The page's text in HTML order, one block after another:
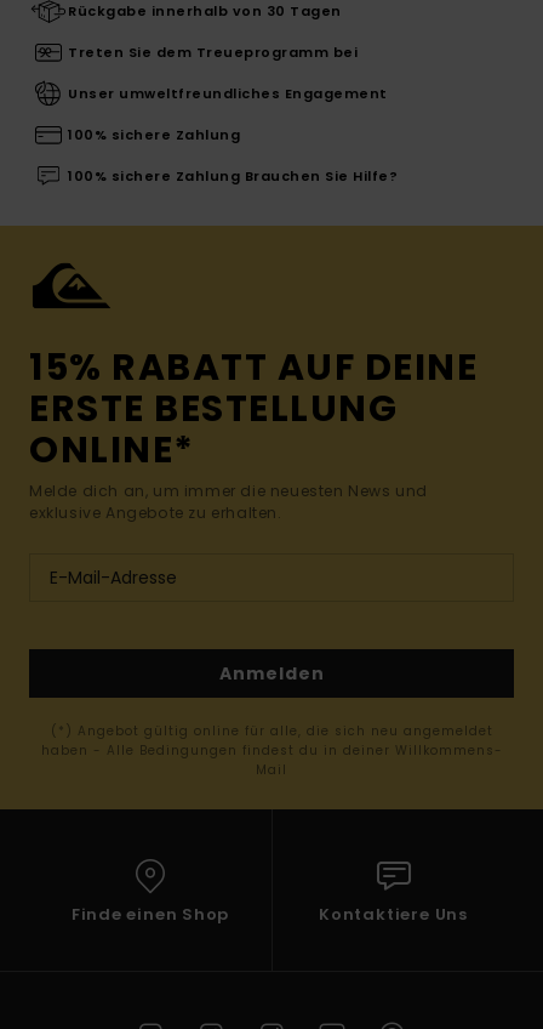
Rückgabe innerhalb von 30 Tagen
Treten Sie dem Treueprogramm bei
Unser umweltfreundliches Engagement
100% sichere Zahlung
100% sichere Zahlung Brauchen Sie Hilfe?
15% RABATT AUF DEINE
ERSTE BESTELLUNG
ONLINE*
Melde dich an, um immer die neuesten News und
exklusive Angebote zu erhalten.
Anmelden
(*) Angebot gültig online für alle, die sich neu angemeldet
haben - Alle Bedingungen findest du in deiner Willkommens-
Mail
Finde einen Shop Kontaktiere Uns